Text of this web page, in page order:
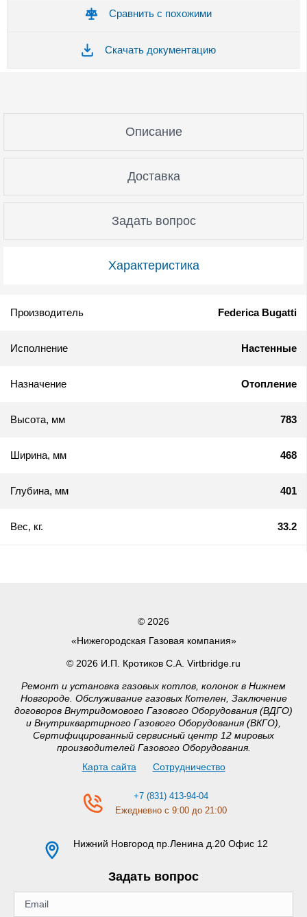
Сравнить с похожими
Скачать документацию
Характеристика
Описание
Доставка
Задать вопрос
Производитель Federica Bugatti
Исполнение Настенные
Назначение Отопление
Высота, мм 783
Ширина, мм 468
Глубина, мм 401
Вес, кг. 33.2
© 2026
«Нижегородская Газовая компания»
© 2026 И.П. Кротиков С.А. Virtbridge.ru
Ремонт и установка газовых котлов, колонок в Нижнем
Новгороде. Обслуживание газовых Котелен, Заключение
договоров Внутридомового Газового Оборудования (ВДГО)
и Внутриквартирного Газового Оборудования (ВКГО),
Сертифицированный сервисный центр 12 мировых
производителей Газового Оборудования.
Карта сайта
Сотрудничество
+7 (831) 413-94-04
Ежедневно с 9:00 до 21:00
Нижний Новгород пр.Ленина д.20 Офис 12
Задать вопрос